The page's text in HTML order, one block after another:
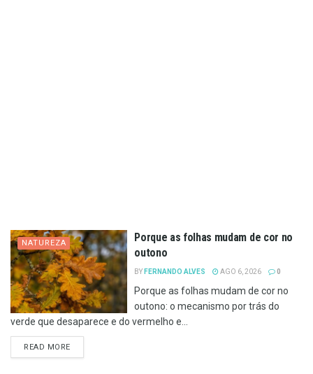
NATUREZA
Porque as folhas mudam de cor no
outono
BY FERNANDO ALVES AGO 6, 2026 0
Porque as folhas mudam de cor no
outono: o mecanismo por trás do
verde que desaparece e do vermelho e...
READ MOREDETAILS